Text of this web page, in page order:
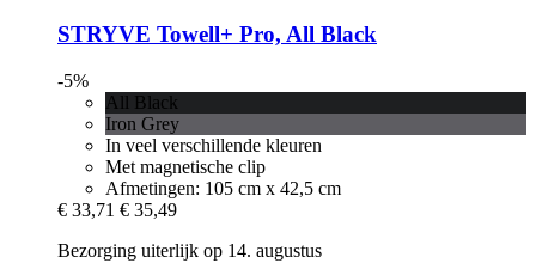
STRYVE Towell+ Pro, All Black
-5%
All Black
Iron Grey
In veel verschillende kleuren
Met magnetische clip
Afmetingen: 105 cm x 42,5 cm
€ 33,71 € 35,49
Bezorging uiterlijk op 14. augustus